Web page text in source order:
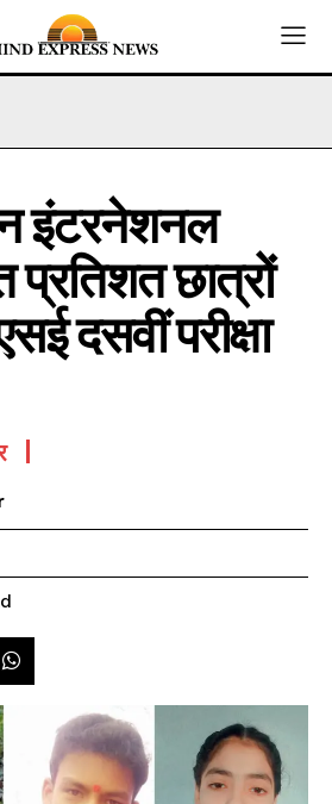
PRICING
इंटरनेशनल
छात्रों
दसवीं परीक्षा